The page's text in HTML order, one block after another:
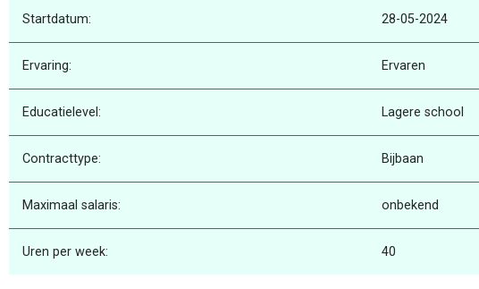
Startdatum: 28-05-2024
Ervaring: Ervaren
Educatielevel: Lagere school
Contracttype: Bijbaan
Maximaal salaris: onbekend
Uren per week: 40